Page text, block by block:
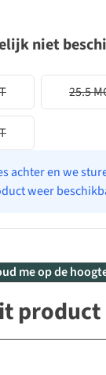
niet
25.5
achter en we
weer
me op de
product